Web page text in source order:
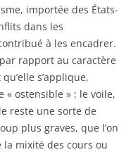
importée des États-
dans les
à les encadrer.
rapport au caractère
s’applique,
ostensible » : le voile,
reste une sorte de
plus graves, que l’on
mixité des cours ou